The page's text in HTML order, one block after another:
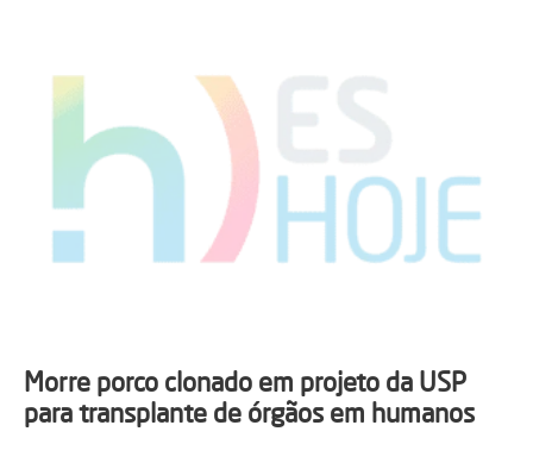
Morre porco clonado em projeto da USP
para transplante de órgãos em humanos